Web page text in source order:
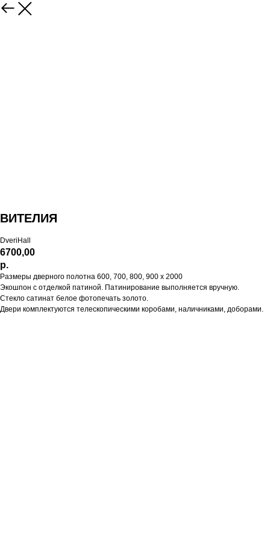
ВИТЕЛИЯ
DveriHall
6700,00
р.
Размеры дверного полотна 600, 700, 800, 900 х 2000
Экошпон с отделкой патиной. Патинирование выполняется вручную.
Стекло сатинат белое фотопечать золото.
Двери комплектуются телескопическими коробами, наличниками, доборами.